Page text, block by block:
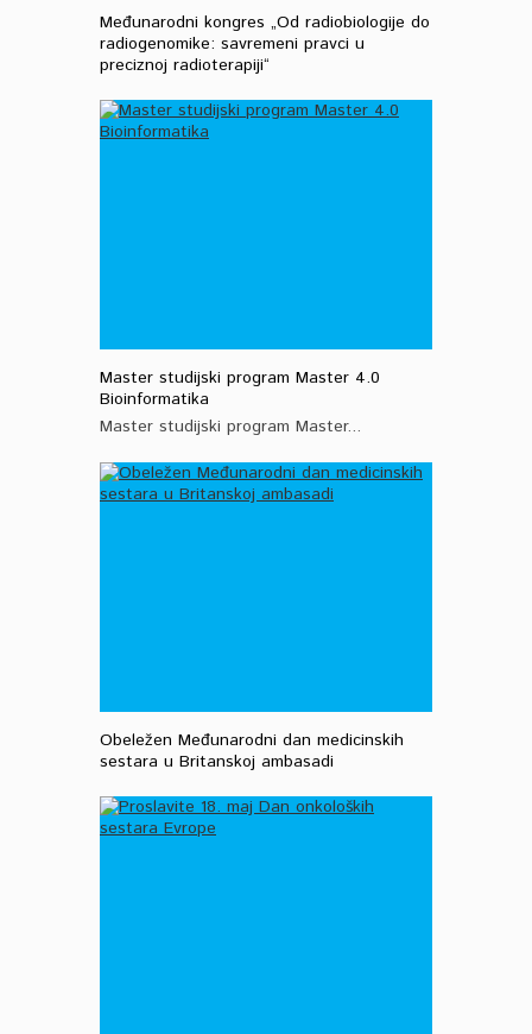
Međunarodni kongres „Od radiobiologije do
radiogenomike: savremeni pravci u
preciznoj radioterapiji“
Master studijski program Master 4.0
Bioinformatika
Master studijski program Master...
Obeležen Međunarodni dan medicinskih
sestara u Britanskoj ambasadi